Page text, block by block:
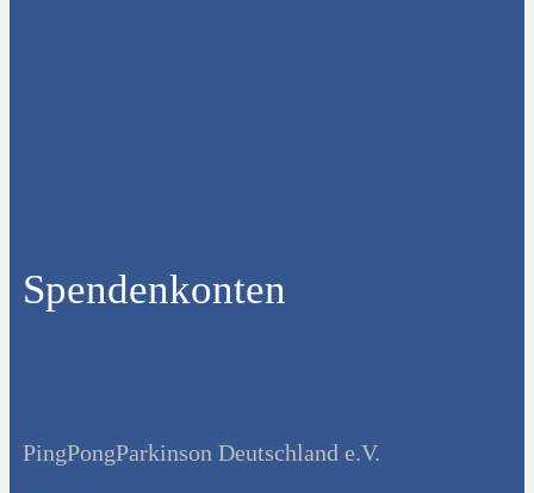
Spendenkonten
PingPongParkinson Deutschland e.V.